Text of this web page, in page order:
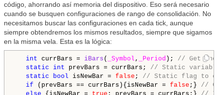
código, ahorrando así memoria del dispositivo. Eso será necesario
cuando se busquen configuraciones de rango de consolidación. No
necesitamos buscar las configuraciones en cada tick, aunque
siempre obtendremos los mismos resultados, siempre que sigamos
en la misma vela. Esta es la lógica:
int currBars = iBars ( _Symbol , _Period ); // Get the
static
int prevBars = currBars; // Static
static
bool isNewBar = false ; // Static flag to
if (prevBars == currBars){isNewBar = false ;} //